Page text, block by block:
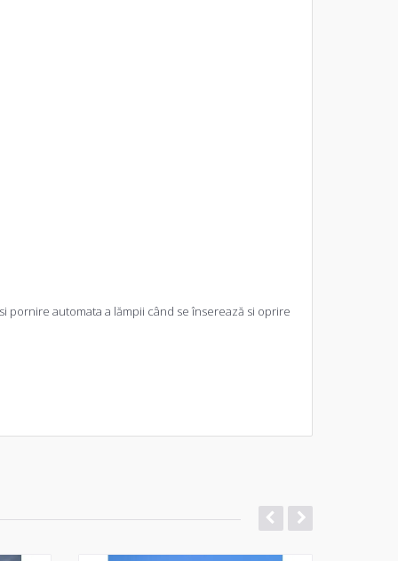
automata a lămpii când se înserează si oprire